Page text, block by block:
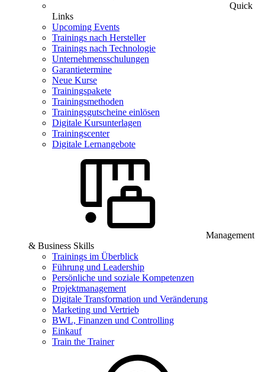
Quick
Links
Upcoming Events
Trainings nach Hersteller
Trainings nach Technologie
Unternehmensschulungen
Garantietermine
Neue Kurse
Trainingspakete
Trainingsmethoden
Trainingsgutscheine einlösen
Digitale Kursunterlagen
Trainingscenter
Digitale Lernangebote
Management
& Business Skills
Trainings im Überblick
Führung und Leadership
Persönliche und soziale Kompetenzen
Projektmanagement
Digitale Transformation und Veränderung
Marketing und Vertrieb
BWL, Finanzen und Controlling
Einkauf
Train the Trainer